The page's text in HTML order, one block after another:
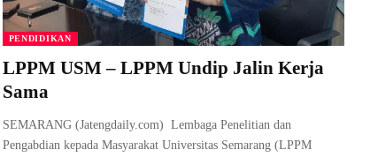
PENDIDIKAN
LPPM USM – LPPM Undip Jalin Kerja
Sama
SEMARANG (Jatengdaily.com) Lembaga Penelitian dan
Pengabdian kepada Masyarakat Universitas Semarang (LPPM